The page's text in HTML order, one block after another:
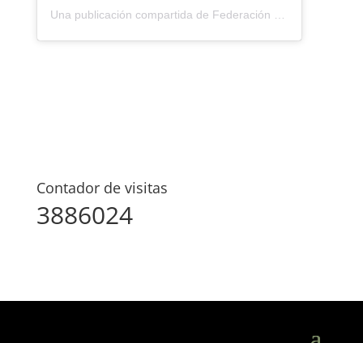
Una publicación compartida de Federación Montañismo Tenerife (@federacion_montanismo_tenerife)
Contador de visitas
3886024